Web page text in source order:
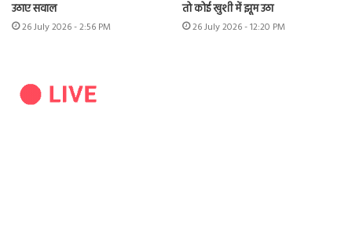
उठाए सवाल
26 July 2026 - 2:56 PM
तो कोई खुशी में झूम उठा
26 July 2026 - 12:20 PM